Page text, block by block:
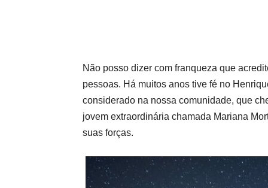
Não posso dizer com franqueza que
pessoas. Há muitos anos tive fé no
considerado na nossa comunidade, que
jovem extraordinária chamada Mariana
suas forças.